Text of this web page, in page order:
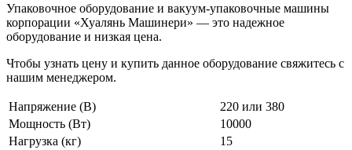
Упаковочное оборудование и вакуум-упаковочные машины
корпорации «Хуалянь Машинери» — это надежное
оборудование и низкая цена.
Чтобы узнать цену и купить данное оборудование свяжитесь с
нашим менеджером.
Напряжение (В)
220 или 380
Мощность (Вт)
10000
Нагрузка (кг)
15